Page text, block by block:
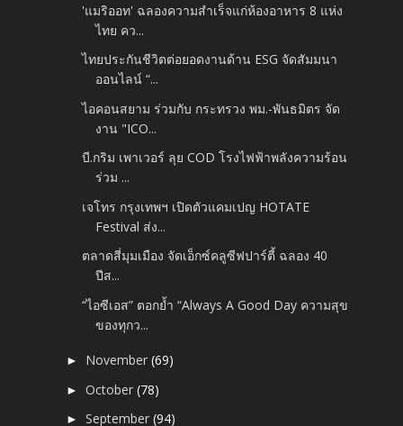
'แมริออท' ฉลองความสำเร็จแก่ห้องอาหาร 8 แห่ง
ไทย คว...
ไทยประกันชีวิตต่อยอดงานด้าน ESG จัดสัมมนา
ออนไลน์ “...
ไอคอนสยาม ร่วมกับ กระทรวง พม.-พันธมิตร จัด
งาน "ICO...
บี.กริม เพาเวอร์ ลุย COD โรงไฟฟ้าพลังความร้อน
ร่วม ...
เจโทร กรุงเทพฯ เปิดตัวแคมเปญ HOTATE
Festival ส่ง...
ตลาดสี่มุมเมือง จัดเอ็กซ์คลูซีฟปาร์ตี้ ฉลอง 40
ปีส...
“ไอซีเอส” ตอกย้ำ “Always A Good Day ความสุข
ของทุกว...
► November(69)
►October(78)
►September(94)